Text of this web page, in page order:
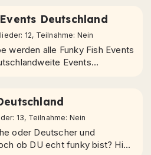
Deutschland
12, Teilnahme: Nein
werden alle Funky Fish Events
Events
13, Teilnahme: Nein
oder Deutscher und
ob DU echt funky bist? Hier